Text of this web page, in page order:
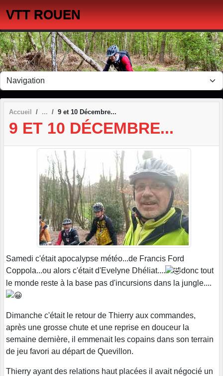
VTT ROUEN
Accueil 9 et 10 Décembre...
9 ET 10 DÉCEMBRE...
Samedi c'était apocalypse météo...de Francis Ford
Coppola...ou alors c'était d'Evelyne Dhéliat....
donc tout
le monde reste à la base pas d'incursions dans la jungle....
Dimanche c'était le retour de Thierry aux commandes,
après une grosse chute et une reprise en douceur la
semaine dernière, il emmenait les copains dans son terrain
de jeu favori au départ de Quevillon.
Thierry ayant des relations haut placées il avait négocié un